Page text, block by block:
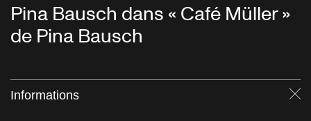
Pina Bausch dans « Café Müller »
de Pina Bausch
Informations